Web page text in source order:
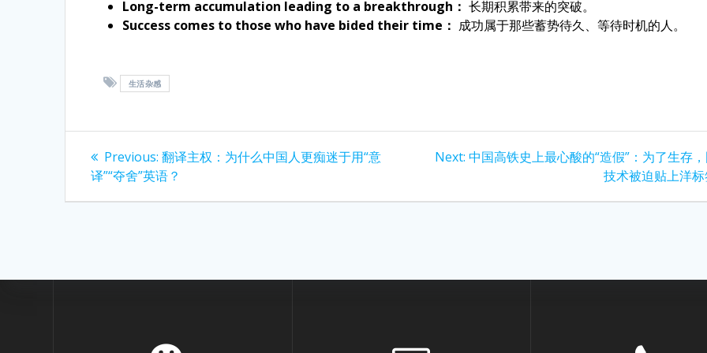
Long-term accumulation leading to a breakthrough： 长期积累带来的突破。
Success comes to those who have bided their time： 成功属于那些蓄势待久、等待时机的人。
生活杂感
Post
navigation
Previous: Previous
post:
翻译主权：为什么中国人更痴迷于用“意
译”“夺舍”英语？
Next: Next
中国高铁史上最心酸的“造假”：为了生存
技术被迫贴上洋